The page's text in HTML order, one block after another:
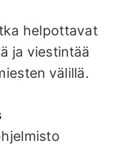
helpottavat
ja viestintää
välillä.